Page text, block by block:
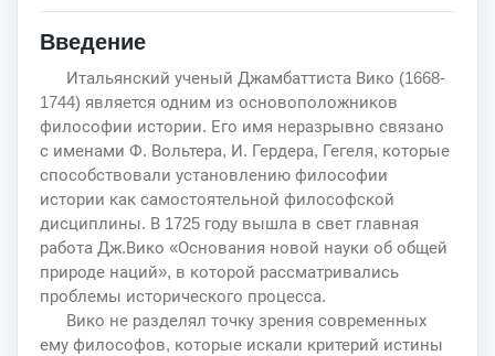
Введение
Итальянский ученый Джамбаттиста Вико (1668-
1744) является одним из основоположников
философии истории. Его имя неразрывно связано
с именами Ф. Вольтера, И. Гердера, Гегеля, которые
способствовали установлению философии
истории как самостоятельной философской
дисциплины. В 1725 году вышла в свет главная
работа Дж.Вико «Основания новой науки об общей
природе наций», в которой рассматривались
проблемы исторического процесса.
Вико не разделял точку зрения современных
ему философов, которые искали критерий истины